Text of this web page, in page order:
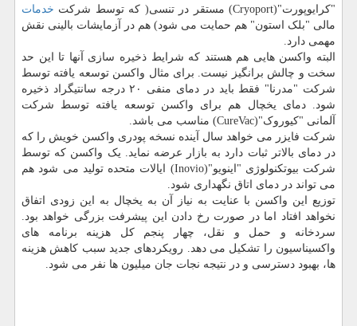
"کرایوپورت"(Cryoport) مستقر در تنسی( که توسط شرکت
خدمات
مالی "بلک استون" هم حمایت می شود) هم در آزمایشات بالینی نقش
مهمی دارد.
البته واکسن هایی هم هستند که شرایط ذخیره سازی آنها تا این حد
سخت و چالش برانگیز نیست. برای مثال واکسن توسعه یافته توسط
شرکت "مدرنا" فقط باید در دمای منفی ۲۰ درجه سانتیگراد ذخیره
شود. دمای یخچال هم برای واکسن توسعه یافته توسط شرکت
آلمانی "کیوروک"(CureVac) مناسب می باشد.
شرکت فایزر می خواهد سال آینده نسخه پودری واکسن خویش را که
در دمای بالاتر ثبات دارد به بازار عرضه نماید. یک واکسن که توسط
شرکت بیوتکنولوژی "اینویو"(Inovio) ایالات متحده تولید می شود هم
می تواند در دمای اتاق نگهداری شود.
توزیع این واکسن با عنایت به نیاز آن به یخچال به این زودی اتفاق
نخواهد افتاد اما در صورت رخ دادن این پیشرفت بزرگی خواهد بود.
سردخانه و حمل و نقل، چهار پنجم کل هزینه برنامه های
واکسیناسیون را تشکیل می دهد. رویکردهای جدید سبب کاهش هزینه
ها، بهبود دسترسی و در نتیجه نجات جان میلیون ها نفر می شود.